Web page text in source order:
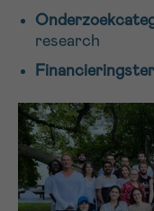
research
EMAIL
MIJN VRAAG